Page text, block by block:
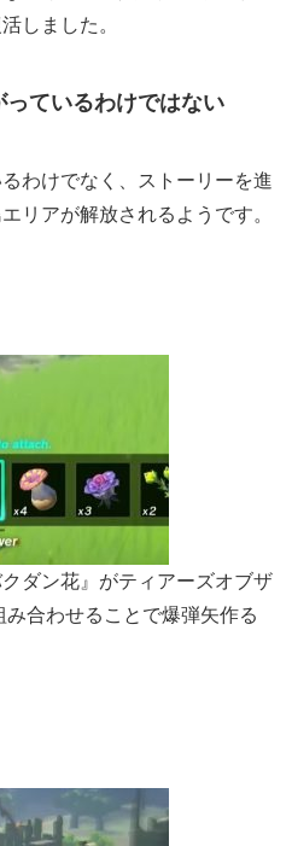
しました。
ているわけではない
わけでなく、ストーリーを進
リアが解放されるようです。
ダン花』がティアーズオブザ
合わせることで爆弾矢作る